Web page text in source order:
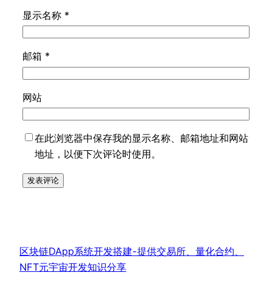
显示名称 *
邮箱 *
网站
在此浏览器中保存我的显示名称、邮箱地址和网站
地址，以便下次评论时使用。
区块链DApp系统开发搭建-提供交易所、量化合约、
NFT元宇宙开发知识分享